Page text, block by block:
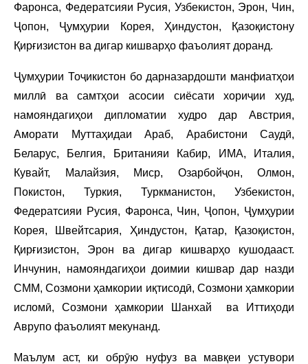
Фаронса, Федератсияи Русия, Узбекистон, Эрон, Чин,
Ҷопон, Ҷумҳурии Корея, Ҳиндустон, Қазоқистону
Қирғизистон ва дигар кишварҳо фаъолият доранд.
Ҷумҳурии Тоҷикистон бо дарназардошти манфиатҳои
миллӣ ва самтҳои асосии сиёсати хориҷии худ,
намояндагиҳои дипломатии худро дар Австрия,
Аморати Муттаҳидаи Араб, Арабистони Саудӣ,
Беларус, Белгия, Британияи Кабир, ИМА, Италия,
Кувайт, Малайзия, Миср, Озарбойҷон, Олмон,
Покистон, Туркия, Туркманистон, Узбекистон,
Федератсияи Русия, Фаронса, Чин, Ҷопон, Ҷумҳурии
Корея, Швейтсария, Ҳиндустон, Қатар, Қазоқистон,
Қирғизистон, Эрон ва дигар кишварҳо кушодааст.
Инчунин, намояндагиҳои доимии кишвар дар назди
СММ, Созмони ҳамкории иқтисодӣ, Созмони ҳамкории
исломӣ, Созмони ҳамкории Шанхай ва Иттиҳоди
Аврупо фаъолият мекунанд.
Маълум аст, ки обрӯю нуфуз ва мавқеи устувори